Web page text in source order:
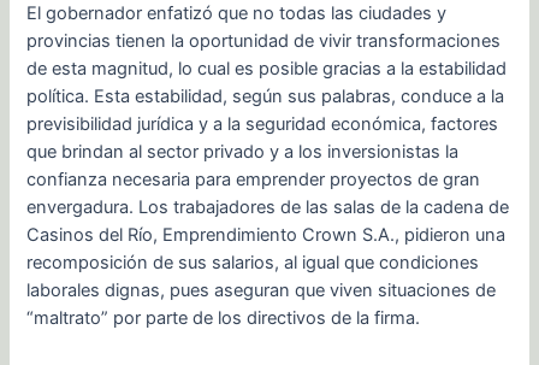
El gobernador enfatizó que no todas las ciudades y
provincias tienen la oportunidad de vivir transformaciones
de esta magnitud, lo cual es posible gracias a la estabilidad
política. Esta estabilidad, según sus palabras, conduce a la
previsibilidad jurídica y a la seguridad económica, factores
que brindan al sector privado y a los inversionistas la
confianza necesaria para emprender proyectos de gran
envergadura. Los trabajadores de las salas de la cadena de
Casinos del Río, Emprendimiento Crown S.A., pidieron una
recomposición de sus salarios, al igual que condiciones
laborales dignas, pues aseguran que viven situaciones de
“maltrato” por parte de los directivos de la firma.